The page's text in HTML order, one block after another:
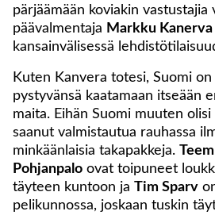
pärjäämään koviakin vastustajia
päävalmentaja Markku Kanerva
kansainvälisessä
Kuten Kanvera totesi, Suomi
pystyvänsä kaatamaan itseään
maita. Eihän Suomi muuten
saanut valmistautua rauhassa
minkäänlaisia takapakkeja.
Pohjanpalo ovat toipuneet
täyteen kuntoon ja Tim Sparv
pelikunnossa, joskaan tuskin